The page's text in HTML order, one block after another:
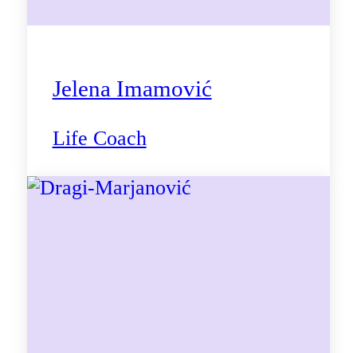
Jelena Imamović
Life Coach